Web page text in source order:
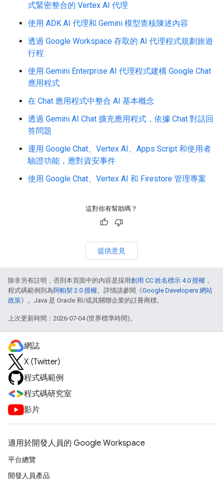
式緊密整合的 Vertex AI 代理
使用 ADK AI 代理和 Gemini 模型查核陳述內容
透過 Google Workspace 存取的 AI 代理程式規劃旅遊
行程
使用 Gemini Enterprise AI 代理程式建構 Google Chat
應用程式
在 Chat 應用程式中整合 AI 基本概念
透過 Gemini AI Chat 擴充應用程式，依據 Chat 對話回
答問題
運用 Google Chat、Vertex AI、Apps Script 和使用者
驗證功能，應對資安事件
使用 Google Chat、Vertex AI 和 Firestore 管理專案
這對你有幫助嗎？
提供意見
除非另有註明，否則本頁面中的內容是採用創用 CC 姓名標示 4.0 授權 ，
程式碼範例則為阿帕契 2.0 授權。詳情請參閱《Google Developers 網站
政策》。Java 是 Oracle 和/或其關聯企業的註冊商標。
上次更新時間：2026-07-04 (世界標準時間)。
網誌
X (Twitter)
程式碼範例
程式碼研究室
影片
適用於開發人員的 Google Workspace
平台總覽
開發人員產品